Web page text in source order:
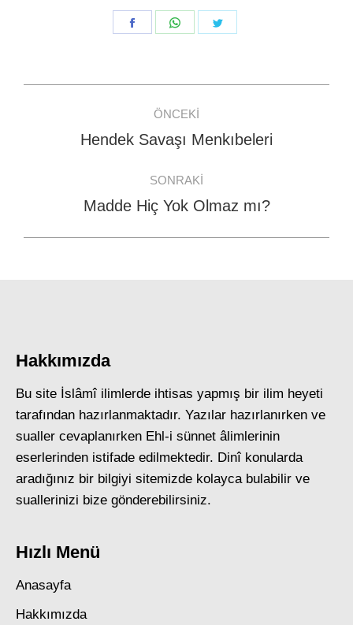
Share
Share
navigation
ÖNCEKI
Previous
Hendek Savaşı Menkıbeleri
SONRAKI
Next
Madde Hiç Yok Olmaz mı?
Hakkımızda
Bu site İslâmî ilimlerde ihtisas yapmış bir ilim heyeti
tarafından hazırlanmaktadır. Yazılar hazırlanırken ve
sualler cevaplanırken Ehl-i sünnet âlimlerinin
eserlerinden istifade edilmektedir. Dinî konularda
aradığınız bir bilgiyi sitemizde kolayca bulabilir ve
suallerinizi bize gönderebilirsiniz.
Hızlı Menü
Anasayfa
Hakkımızda